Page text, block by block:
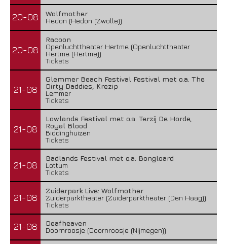
20-08
Wolfmother
Hedon (Hedon (Zwolle))
20-08
Racoon
Openluchttheater Hertme (Openluchttheater
Hertme (Hertme))
Tickets
21-08
Glemmer Beach Festival Festival met o.a. The
Dirty Daddies, Krezip
Lemmer
Tickets
21-08
Lowlands Festival met o.a. Terzij De Horde,
Royal Blood
Biddinghuizen
Tickets
21-08
Badlands Festival met o.a. Bongloard
Lottum
Tickets
21-08
Zuiderpark Live: Wolfmother
Zuiderparktheater (Zuiderparktheater (Den Haag))
Tickets
21-08
Deafheaven
Doornroosje (Doornroosje (Nijmegen))